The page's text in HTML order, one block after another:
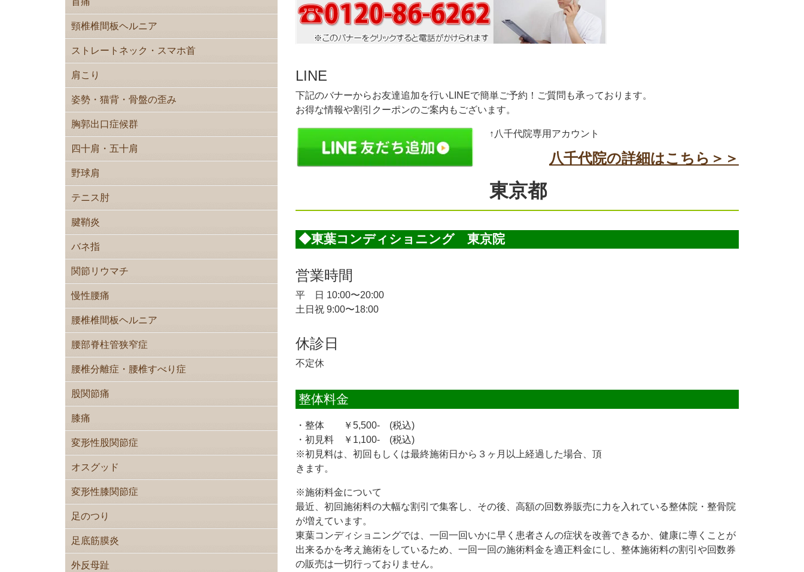
LINE
下記のバナーからお友達追加を行いLINEで簡単ご予約！ご質問も承っております。
お得な情報や割引クーポンのご案内もございます。
↑八千代院専用アカウント
八千代院の詳細はこちら＞＞
東京都
◆東葉コンディショニング 東京院
営業時間
平 日 10:00〜20:00
土日祝 9:00〜18:00
休診日
不定休
整体料金
・整体 ￥5,500- (税込)
・初見料 ￥1,100- (税込)
※初見料は、初回もしくは最終施術日から３ヶ月以上経過した場合、頂
きます。
※施術料金について
最近、初回施術料の大幅な割引で集客し、その後、高額の回数券販売に力を入れている整体院・整骨院
が増えています。
東葉コンディショニングでは、一回一回いかに早く患者さんの症状を改善できるか、健康に導くことが
出来るかを考え施術をしているため、一回一回の施術料金を適正料金にし、整体施術料の割引や回数券
の販売は一切行っておりません。
頸椎椎間板ヘルニア
ストレートネック・スマホ首
肩こり
姿勢・猫背・骨盤の歪み
胸郭出口症候群
四十肩・五十肩
野球肩
テニス肘
腱鞘炎
バネ指
関節リウマチ
慢性腰痛
腰椎椎間板ヘルニア
腰部脊柱管狭窄症
腰椎分離症・腰椎すべり症
股関節痛
膝痛
変形性股関節症
オスグッド
変形性膝関節症
足のつり
足底筋膜炎
外反母趾